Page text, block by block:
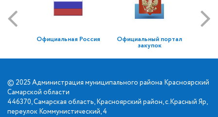
Официальная Россия Официальный портал
закупок
© 2025 Администрация муниципального района Красноярский
Самарской области
446370, Самарская область, Красноярский район, с.Красный Яр,
переулок Коммунистический, 4